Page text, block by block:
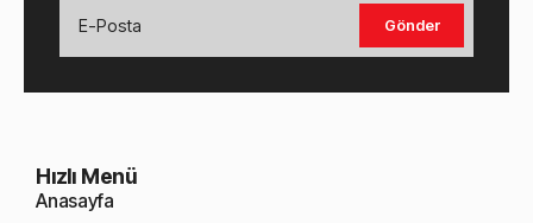
Hızlı Menü
Anasayfa